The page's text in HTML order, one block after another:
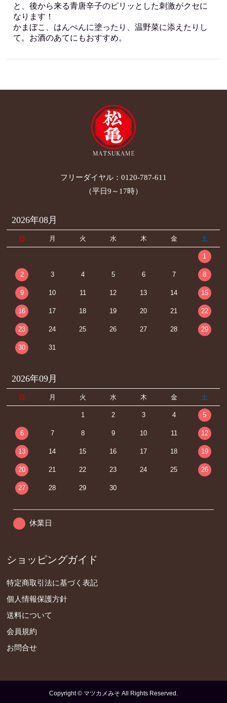
と、後から来る青唐辛子のピリッとした刺激がクセに
なります！
かまぼこ、はんぺんに塗ったり、温野菜に添えたりし
て。お酒のあてにもおすすめ。
フリーダイヤル： 0120-787-611
（平日9～17時）
2026年08月
日 月 火 水 木 金 土
1
2 3 4 5 6 7 8
9 10 11 12 13 14 15
16 17 18 19 20 21 22
23 24 25 26 27 28 29
30 31
2026年09月
日 月 火 水 木 金 土
1 2 3 4 5
6 7 8 9 10 11 12
13 14 15 16 17 18 19
20 21 22 23 24 25 26
27 28 29 30
休業日
ショッピングガイド
特定商取引法に基づく表記
個人情報保護方針
送料について
会員規約
お問合せ
Copyright © マツカメみそ All Rights Reserved.